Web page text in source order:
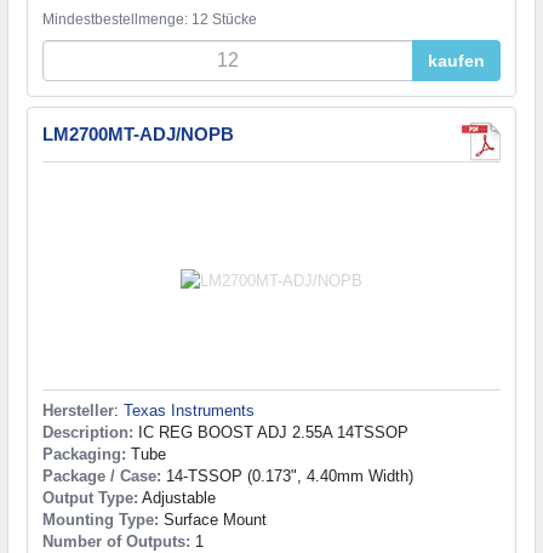
Mindestbestellmenge: 12 Stücke
kaufen
LM2700MT-ADJ/NOPB
Hersteller: Texas Instruments
Description: IC REG BOOST ADJ 2.55A 14TSSOP
Packaging: Tube
Package / Case: 14-TSSOP (0.173", 4.40mm Width)
Output Type: Adjustable
Mounting Type: Surface Mount
Number of Outputs: 1